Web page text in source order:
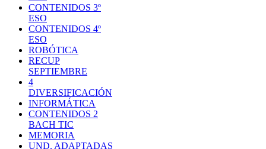
CONTENIDOS 3º
ESO
CONTENIDOS 4º
ESO
ROBÓTICA
RECUP
SEPTIEMBRE
4
DIVERSIFICACIÓN
INFORMÁTICA
CONTENIDOS 2
BACH TIC
MEMORIA
UND. ADAPTADAS